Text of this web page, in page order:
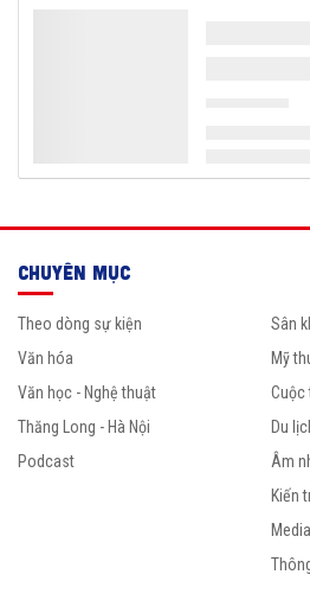
CHUYÊN MỤC
Theo dòng sự kiện
Văn hóa
Văn học - Nghệ thuật
Thăng Long - Hà Nội
Podcast
Sân
Mỹ
Cuộc
Du
Âm
Kiến
Media